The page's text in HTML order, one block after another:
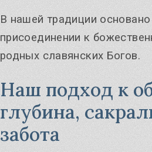
В нашей традиции основано
присоединении к
родных славянских Богов.
Наш подход к
глубина,
забота